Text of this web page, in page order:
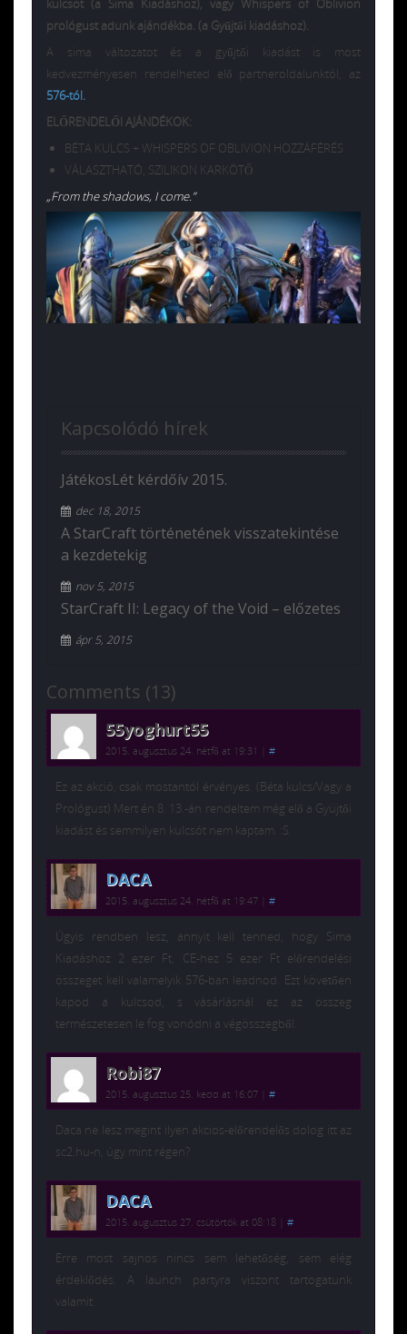
kulcsot (a Sima Kiadáshoz), vagy Whispers of Oblivion
prológust adunk ajándékba. (a Gyűjtői kiadáshoz).
A sima változatot és a gyűjtői kiadást is most
kedvezményesen rendelheted elő partneroldalunktól, az
576-tól.
ELŐRENDELŐI AJÁNDÉKOK:
BÉTA KULCS + WHISPERS OF OBLIVION HOZZÁFÉRÉS
VÁLASZTHATÓ, SZILIKON KARKÖTŐ
„From the shadows, I come.”
Kapcsolódó hírek
JátékosLét kérdőív 2015.
dec 18, 2015
A StarCraft történetének visszatekintése
a kezdetekig
nov 5, 2015
StarCraft II: Legacy of the Void – előzetes
ápr 5, 2015
Comments (13)
55yoghurt55
2015. augusztus 24. hétfő at 19:31 #
Ez az akció, csak mostantól érvényes. (Béta kulcs/Vagy a
Prológust) Mert én 8. 13.-án rendeltem még elő a Gyüjtői
kiadást és semmilyen kulcsót nem kaptam. :S
DACA
2015. augusztus 24. hétfő at 19:47 #
Úgyis rendben lesz, annyit kell tenned, hogy Sima
Kiadáshoz 2 ezer Ft, CE-hez 5 ezer Ft előrendelési
összeget kell valamelyik 576-ban leadnod. Ezt követően
kapod a kulcsod, s vásárlásnál ez az összeg
természetesen le fog vonódni a végösszegből.
Robi87
2015. augusztus 25. kedd at 16:07 #
Daca ne lesz megint ilyen akcios-előrendelős dolog itt az
sc2.hu-n, úgy mint régen?
DACA
2015. augusztus 27. csütörtök at 08:18 #
Erre most sajnos nincs sem lehetőség, sem elég
érdeklődés. A launch partyra viszont tartogatunk
valamit.